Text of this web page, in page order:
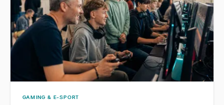
GAMING & E-SPORT